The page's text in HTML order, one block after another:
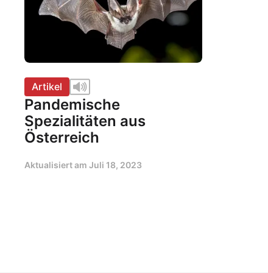
Artikel
Pandemische
Spezialitäten aus
Österreich
Aktualisiert am Juli 18, 2023